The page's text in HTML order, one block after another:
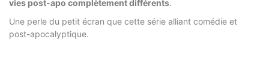
vies post-apo complètement différents.
Une perle du petit écran que cette série alliant comédie et
post-apocalyptique.